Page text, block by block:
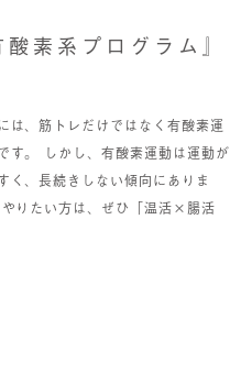
素系プログラム』
は、筋トレだけではなく有酸素運
す。 しかし、有酸素運動は運動が
く、長続きしない傾向にありま
りたい方は、ぜひ「温活×腸活